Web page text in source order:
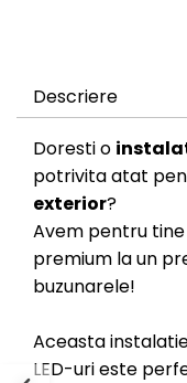
Descriere
Doresti o
potrivita atat
exterior?
Avem pentru
premium la un
buzunarele!
Aceasta
LED-uri este